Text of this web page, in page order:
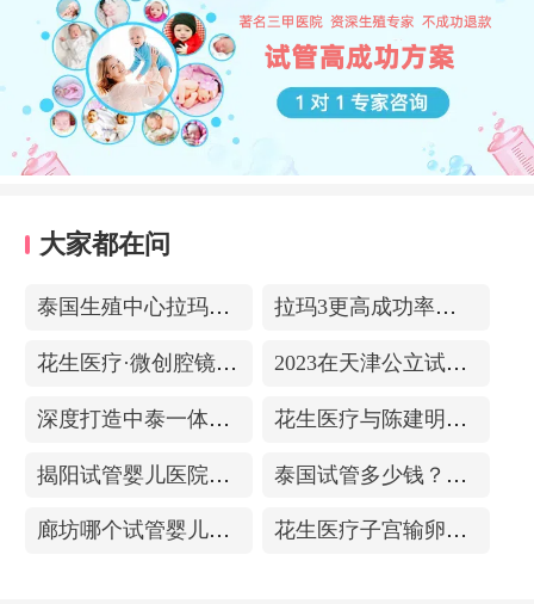
大家都在问
泰国生殖中心拉玛3-更高成功率的保障-治愈系的医院环境 拉玛3更高成功率的保障——泰国超强实验室
花生医疗·微创腔镜中心 2023在天津公立试管医院排名，附带费用明细
深度打造中泰一体化医疗体系！花生医疗中国专家团赴泰考察交流 花生医疗与陈建明教授达成战略合作，共促精准保胎事业发展
揭阳试管婴儿医院排名，附带试管成功率 泰国试管多少钱？收费包含什么项目？不成功能退款？
廊坊哪个试管婴儿医院可以包成功？内附试管费用! 花生医疗子宫输卵管造影中心